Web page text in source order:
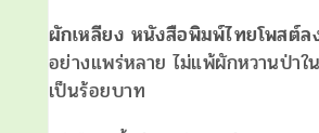
ผักเหลียง หนังสือพิมพ์ไทยโพสต์ล
อย่างแพร่หลาย ไม่แพ้ผักหวานป่า
เป็นร้อยบาท